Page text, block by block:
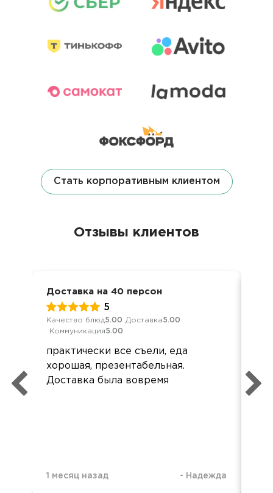
Стать корпоративным клиентом
Отзывы клиентов
Доставка на 40 персон
5
Качество блюд5.00 Доставка5.00
Коммуникация5.00
практически все съели, еда
хорошая, презентабельная.
Доставка была вовремя
1 месяц назад - Надежда